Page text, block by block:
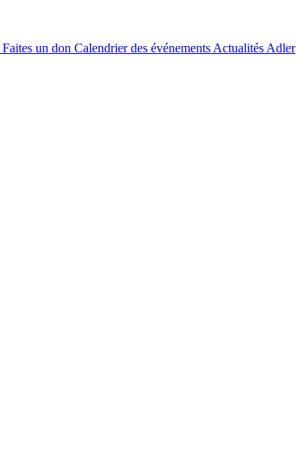
Faites un don Calendrier des événements Actualités Adler